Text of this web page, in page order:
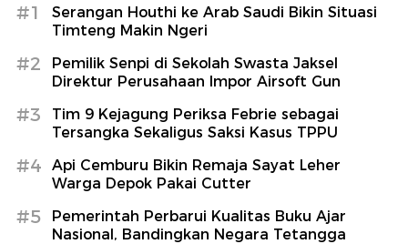
#1
Serangan Houthi ke Arab Saudi Bikin Situasi
Timteng Makin Ngeri
#2
Pemilik Senpi di Sekolah Swasta Jaksel
Direktur Perusahaan Impor Airsoft Gun
#3
Tim 9 Kejagung Periksa Febrie sebagai
Tersangka Sekaligus Saksi Kasus TPPU
#4
Api Cemburu Bikin Remaja Sayat Leher
Warga Depok Pakai Cutter
#5
Pemerintah Perbarui Kualitas Buku Ajar
Nasional, Bandingkan Negara Tetangga